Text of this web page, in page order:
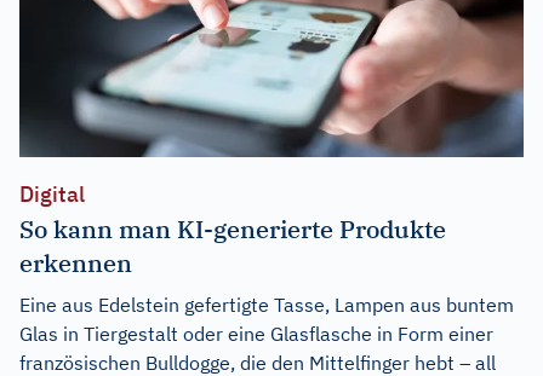
Digital
So kann man KI-generierte Produkte
erkennen
Eine aus Edelstein gefertigte Tasse, Lampen aus buntem
Glas in Tiergestalt oder eine Glasflasche in Form einer
französischen Bulldogge, die den Mittelfinger hebt – all